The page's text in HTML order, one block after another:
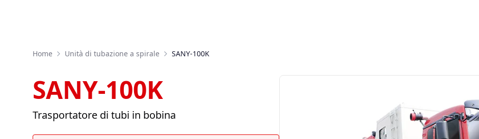
Home Unità di tubazione a spirale SANY-100K
SANY-100K
Trasportatore di tubi in bobina